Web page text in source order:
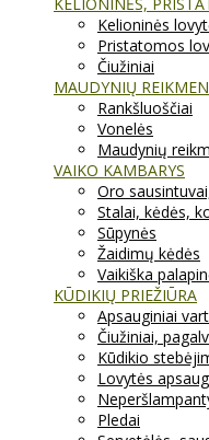
Kelioninės
Pristatomos
Čiužiniai
MAUDYNIŲ
Rankšluoščiai
Vonelės
Maudynių
VAIKO KAMBARYS
Oro
Stalai, kėdės,
Sūpynės
Žaidimų kėdės
Vaikiška
KŪDIKIŲ PRIEŽIŪRA
Apsauginiai
Čiužiniai,
Kūdikio
Lovytės
Pledai